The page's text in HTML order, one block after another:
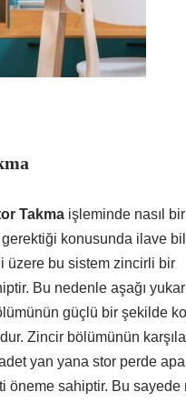
Takma işleminde nasıl
konusunda ilave
üzere bu sistem zincirli bir
Bu nedenle aşağı
güçlü bir şekilde
Zincir bölümünün
yan yana stor perde
öneme sahiptir. Bu sayede